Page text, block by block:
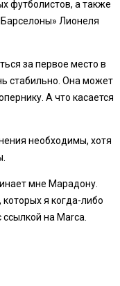
футболистов, а также
Лионеля
за первое место в
стабильно. Она может
А что касается
необходимы, хотя
мне Марадону.
я когда-либо
на Marca.